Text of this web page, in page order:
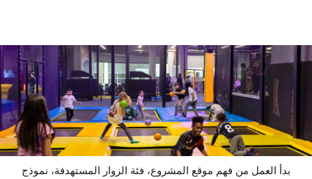
بدأ العمل من فهم موقع المشروع، فئة الزوار المستهدفة، نموذج